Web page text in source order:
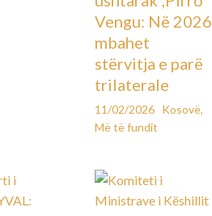
Vengu: Në 2026
mbahet
stërvitja e parë
trilaterale
11/02/2026 Kosovë,
Më të fundit